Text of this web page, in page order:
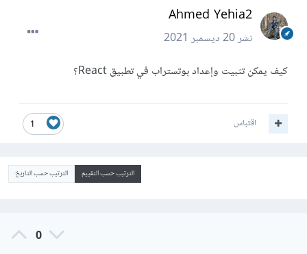
Ahmed Yehia2
نشر20 ديسمبر 2021
كيف يمكن تثبيت وإعداد بوتستراب في تطبيق React؟
1 اقتباس
الترتيب حسب التقييم الترتيب حسب التاريخ
0